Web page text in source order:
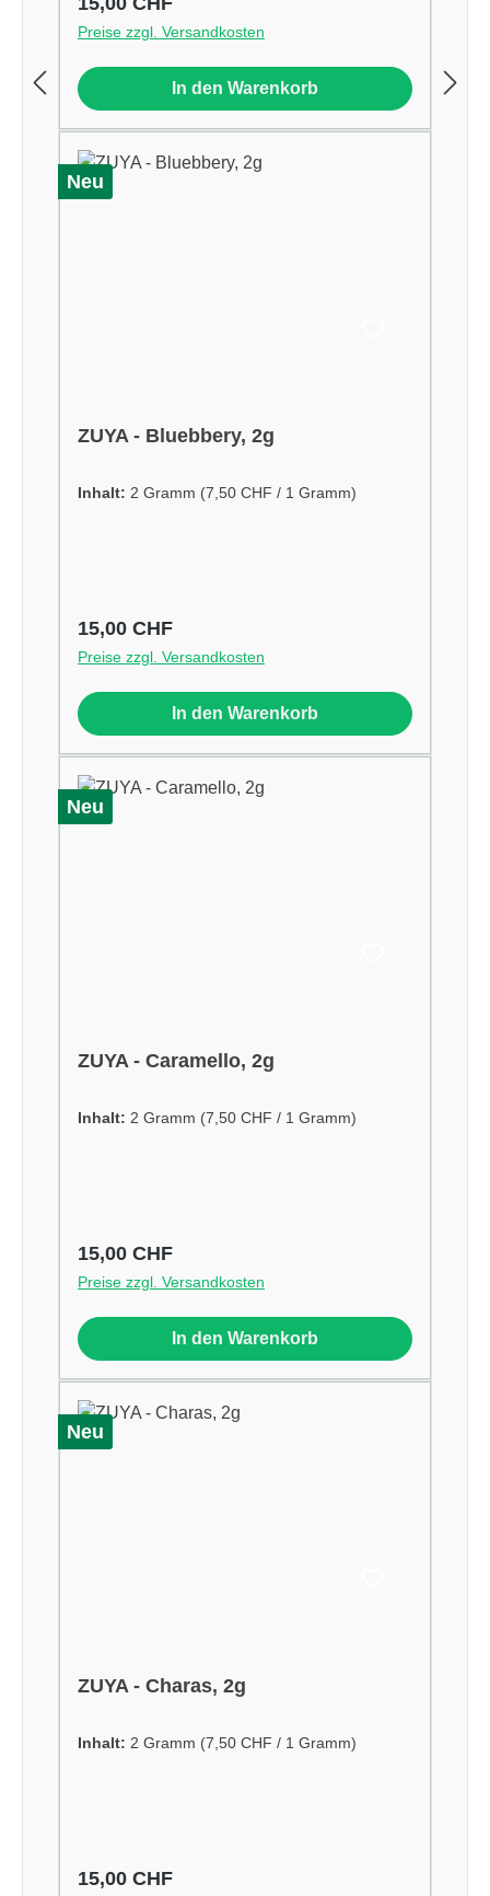
Preise zzgl. Versandkosten
In den Warenkorb
Neu
ZUYA - Bluebbery, 2g
Inhalt: 2 Gramm (7,50 CHF / 1 Gramm)
Regulärer Preis:
15,00 CHF
Preise zzgl. Versandkosten
In den Warenkorb
Neu
ZUYA - Caramello, 2g
Inhalt: 2 Gramm (7,50 CHF / 1 Gramm)
Regulärer Preis:
15,00 CHF
Preise zzgl. Versandkosten
In den Warenkorb
Neu
ZUYA - Charas, 2g
Inhalt: 2 Gramm (7,50 CHF / 1 Gramm)
Regulärer Preis:
15,00 CHF